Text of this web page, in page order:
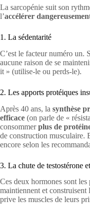
La sarcopénie suit son
l’accélérer
1. La sédentarité
C’est le facteur numéro un.
aucune raison de se
it » (utilise-le ou perds-le).
2. Les apports protéiques
Après 40 ans, la synthèse
efficace (on parle de «
consommerplus de
de construction musculaire.
encore selon les
3. La chute de testostérone
Ces deux hormones sont
maintiennent et
prive les muscles de leurs